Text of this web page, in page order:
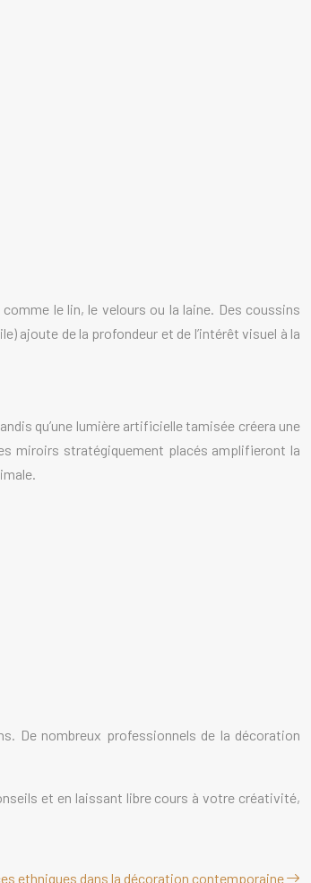
le lin, le velours ou la laine. Des coussins
ajoute de la profondeur et de l’intérêt visuel à la
qu’une lumière artificielle tamisée créera une
miroirs stratégiquement placés amplifieront la
De nombreux professionnels de la décoration
et en laissant libre cours à votre créativité,
ethniques dans la décoration contemporaine